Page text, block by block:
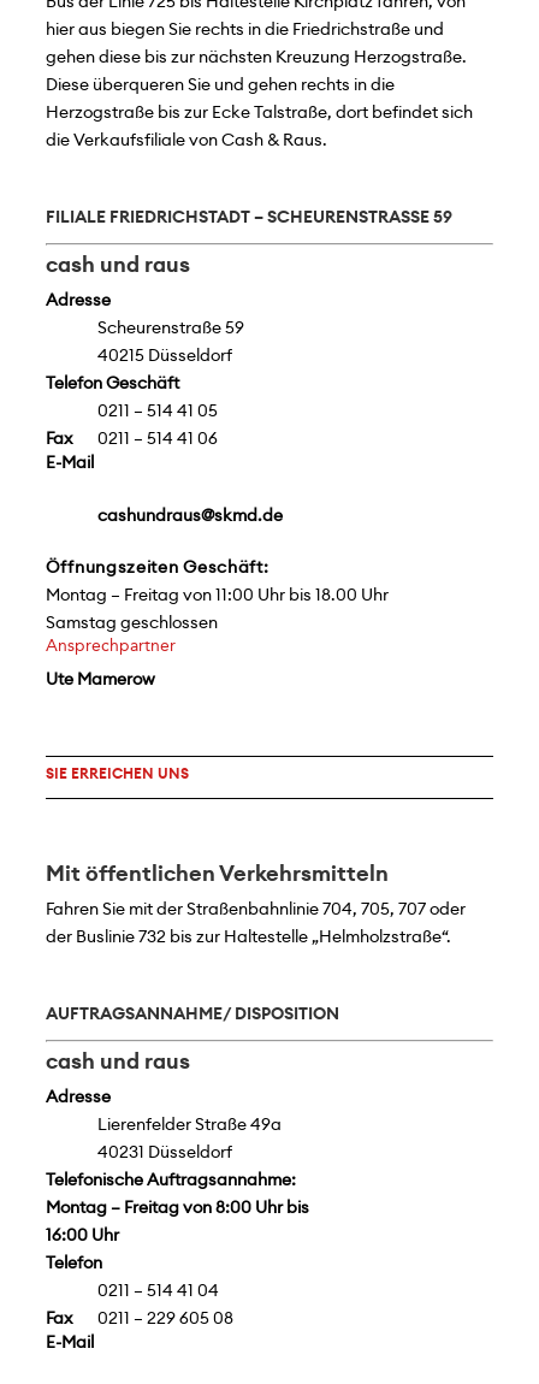
hier aus biegen Sie rechts in die Friedrichstraße und
gehen diese bis zur nächsten Kreuzung Herzogstraße.
Diese überqueren Sie und gehen rechts in die
Herzogstraße bis zur Ecke Talstraße, dort befindet sich
die Verkaufsfiliale von Cash & Raus.
FILIALE FRIEDRICHSTADT – SCHEURENSTRASSE 59
cash und raus
Adresse
Scheurenstraße 59
40215 Düsseldorf
Telefon Geschäft
0211 – 514 41 05
Fax
0211 – 514 41 06
E-Mail
cashundraus@skmd.de
Öffnungszeiten Geschäft:
Montag – Freitag von 11:00 Uhr bis 18.00 Uhr
Samstag geschlossen
Ansprechpartner
Ute Mamerow
SIE ERREICHEN UNS
Mit öffentlichen Verkehrsmitteln
Fahren Sie mit der Straßenbahnlinie 704, 705, 707 oder
der Buslinie 732 bis zur Haltestelle „Helmholzstraße“.
AUFTRAGSANNAHME/ DISPOSITION
cash und raus
Adresse
Lierenfelder Straße 49a
40231 Düsseldorf
Telefonische Auftragsannahme:
Montag – Freitag von 8:00 Uhr bis
16:00 Uhr
Telefon
0211 – 514 41 04
Fax
0211 – 229 605 08
E-Mail